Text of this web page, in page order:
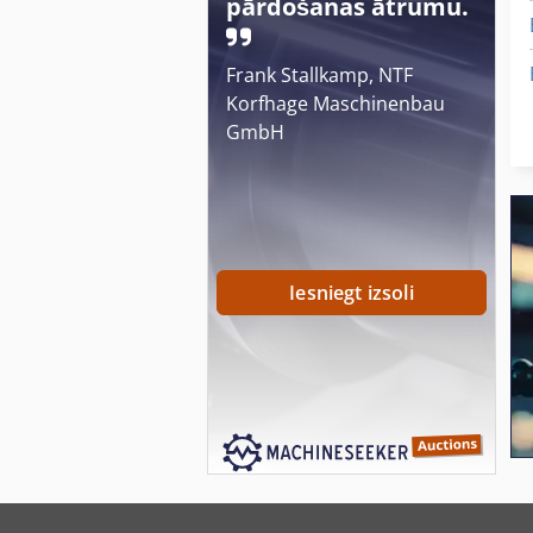
pārdošanas ātrumu.
Frank Stallkamp, NTF
Korfhage Maschinenbau
GmbH
Iesniegt izsoli